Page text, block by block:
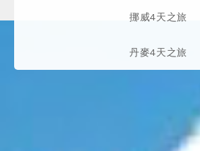
挪威4天之旅
丹麥4天之旅